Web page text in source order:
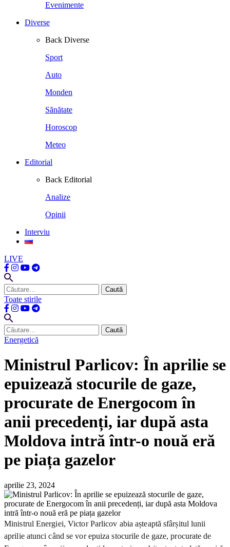
Evenimente
Diverse
Back Diverse
Sport
Auto
Monden
Sănătate
Horoscop
Meteo
Editorial
Back Editorial
Analize
Opinii
Interviu
LIVE
Caută
după:
Toate stirile
Caută
după:
Energetică
Ministrul Parlicov: În aprilie se
epuizează stocurile de gaze,
procurate de Energocom în
anii precedenți, iar după asta
Moldova intră într-o nouă eră
pe piața gazelor
aprilie 23, 2024
Ministrul Energiei, Victor Parlicov abia așteaptă sfârșitul lunii
aprilie atunci când se vor epuiza stocurile de gaze, procurate de